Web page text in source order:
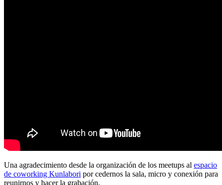
Una agradecimiento desde la organización de los meetups al espacio
de coworking Kunlabori por cedernos la sala, micro y conexión para
reunirnos y hacer la grabación.